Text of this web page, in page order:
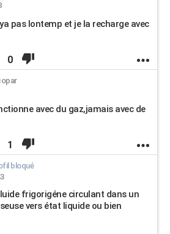
pas lontemp et je la recharge avec
0
avec du gaz,jamais avec de
1
bloqué
frigorigéne circulant dans un
vers état liquide ou bien